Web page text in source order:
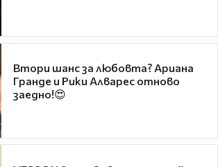
Втори шанс за любовта? Ариана
Гранде и Рики Алварес отново
заедно!😍